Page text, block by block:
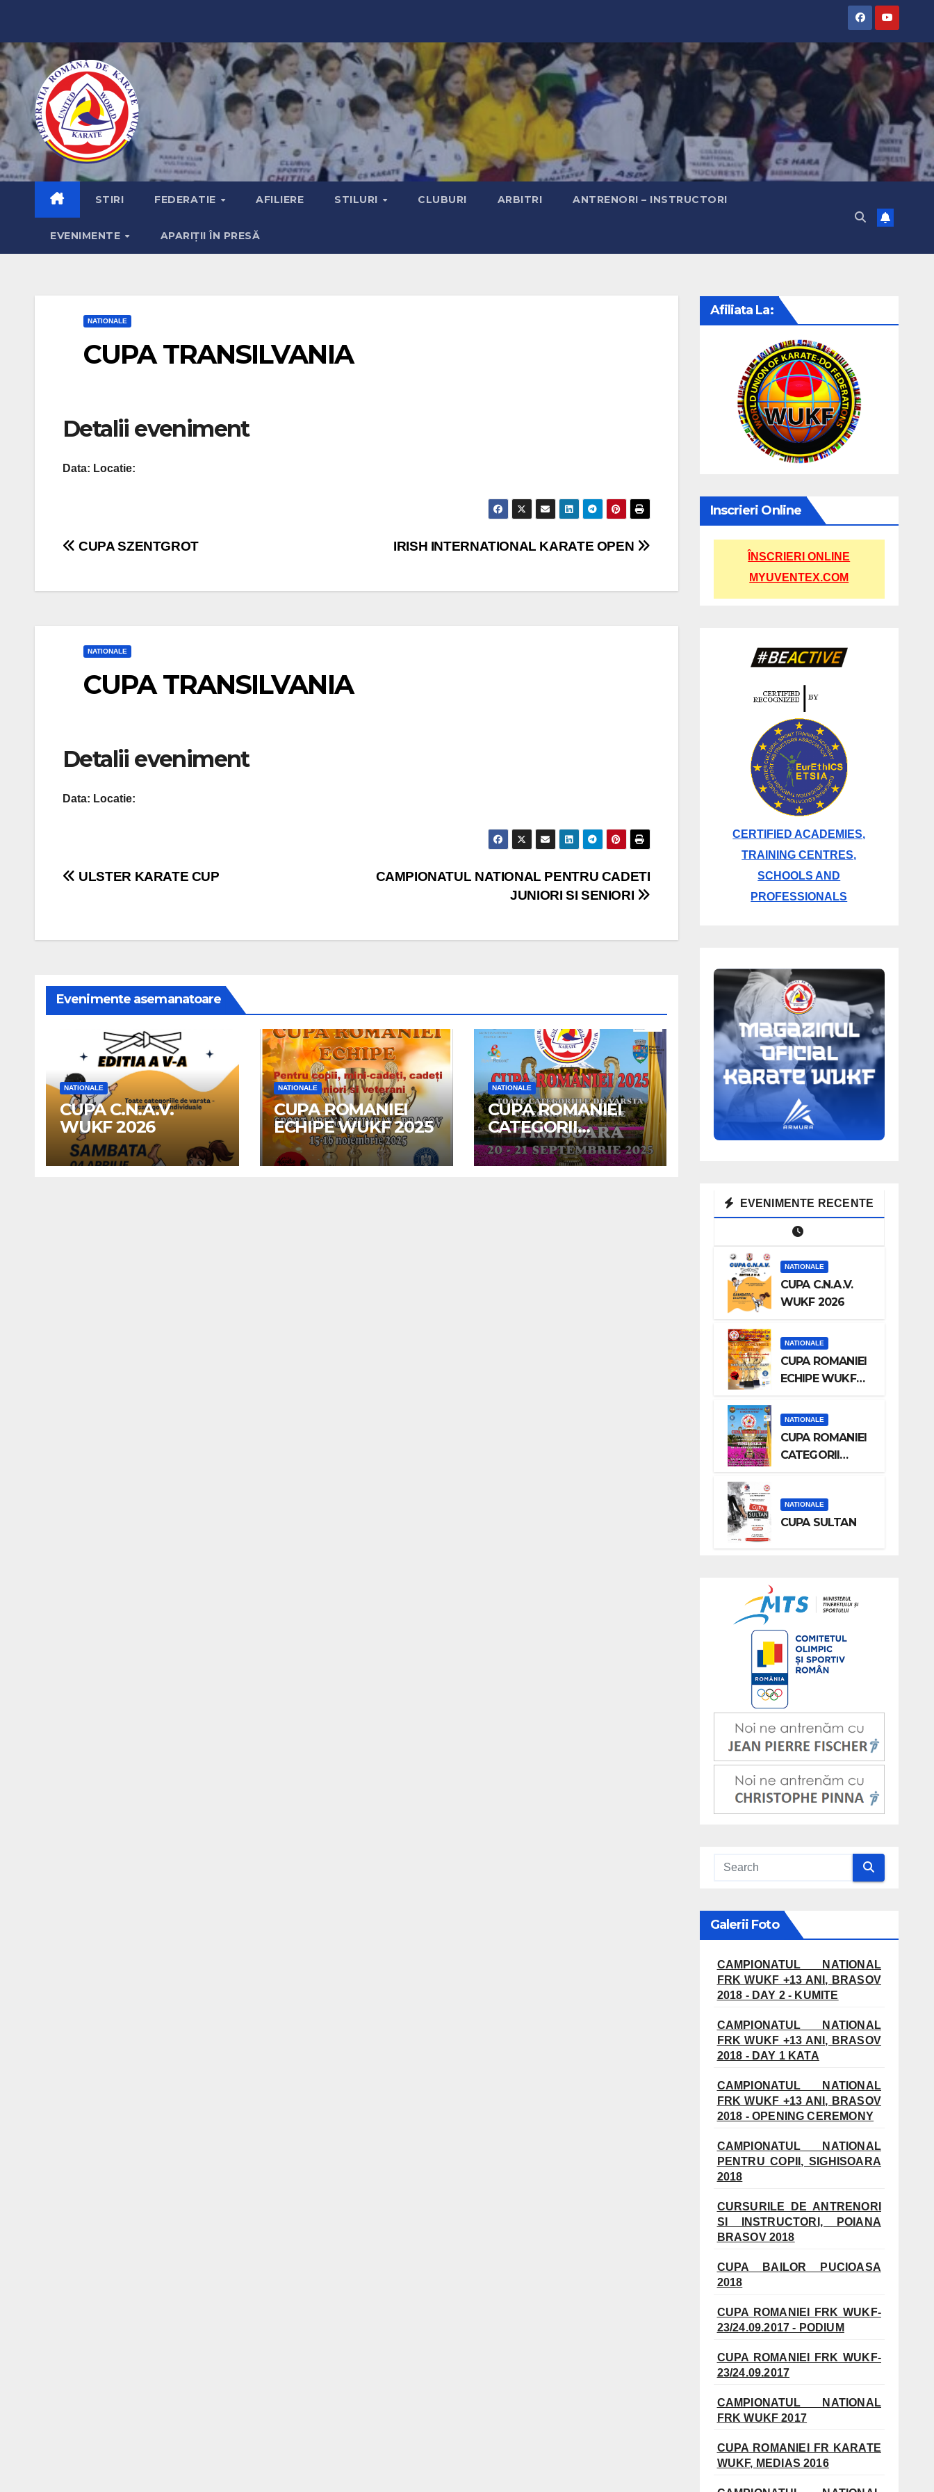
CONTENT
STIRI FEDERATIE AFILIERE STILURI CLUBURI ARBITRI ANTRENORI – INSTRUCTORI
EVENIMENTE APARIȚII ÎN PRESĂ
NATIONALE
CUPA TRANSILVANIA
Detalii eveniment
Data: Locatie:
Navigare
IRISH INTERNATIONAL KARATE OPEN
CUPA SZENTGROT
NATIONALE
CUPA TRANSILVANIA
Detalii eveniment
Data: Locatie:
Navigare
articole
CAMPIONATUL NATIONAL PENTRU CADETI
JUNIORI SI SENIORI
ULSTER KARATE CUP
Evenimente asemanatoare
NATIONALE
CUPA C.N.A.V.
WUKF 2026
NATIONALE
CUPA ROMANIEI
ECHIPE WUKF 2025
NATIONALE
CUPA ROMANIEI
CATEGORII
INDIVIDUALE
Afiliata La:
Inscrieri Online
ÎNSCRIERI ONLINE
MYUVENTEX.COM
CERTIFIED ACADEMIES,
TRAINING CENTRES,
SCHOOLS AND
PROFESSIONALS
EVENIMENTE RECENTE
NATIONALE
CUPA C.N.A.V.
WUKF 2026
NATIONALE
CUPA ROMANIEI
ECHIPE WUKF
NATIONALE
CUPA ROMANIEI
CATEGORII
NATIONALE
CUPA SULTAN
Galerii Foto
CAMPIONATUL NATIONAL
FRK WUKF +13 ANI, BRASOV
2018 - DAY 2 - KUMITE
CAMPIONATUL NATIONAL
FRK WUKF +13 ANI, BRASOV
2018 - DAY 1 KATA
CAMPIONATUL NATIONAL
FRK WUKF +13 ANI, BRASOV
2018 - OPENING CEREMONY
CAMPIONATUL NATIONAL
PENTRU COPII, SIGHISOARA
2018
CURSURILE DE ANTRENORI
SI INSTRUCTORI, POIANA
BRASOV 2018
CUPA BAILOR PUCIOASA
2018
CUPA ROMANIEI FRK WUKF-
23/24.09.2017 - PODIUM
CUPA ROMANIEI FRK WUKF-
23/24.09.2017
CAMPIONATUL NATIONAL
FRK WUKF 2017
CUPA ROMANIEI FR KARATE
WUKF, MEDIAS 2016